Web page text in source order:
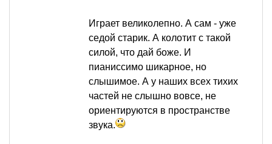
Играет великолепно. А сам - уже
седой старик. А колотит с такой
силой, что дай боже. И
пианиссимо шикарное, но
слышимое. А у наших всех тихих
частей не слышно вовсе, не
ориентируются в пространстве
звука.